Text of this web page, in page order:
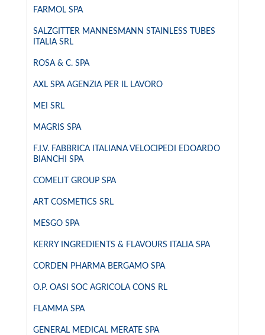
FARMOL SPA
SALZGITTER MANNESMANN STAINLESS TUBES
ITALIA SRL
ROSA & C. SPA
AXL SPA AGENZIA PER IL LAVORO
MEI SRL
MAGRIS SPA
F.I.V. FABBRICA ITALIANA VELOCIPEDI EDOARDO
BIANCHI SPA
COMELIT GROUP SPA
ART COSMETICS SRL
MESGO SPA
KERRY INGREDIENTS & FLAVOURS ITALIA SPA
CORDEN PHARMA BERGAMO SPA
O.P. OASI SOC AGRICOLA CONS RL
FLAMMA SPA
GENERAL MEDICAL MERATE SPA